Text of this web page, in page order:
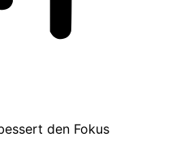
den Fokus